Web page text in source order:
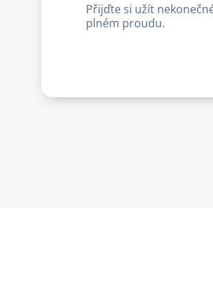
Přijďte si užít
plném proudu.